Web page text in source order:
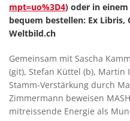
mpt=uo%3D4) oder in
bequem bestellen: Ex Libris,
Weltbild.ch
Gemeinsam mit Sascha
(git), Stefan Küttel (b), Martin
Stamm-Verstärkung durch
Zimmermann beweisen
mitreissende Energie als